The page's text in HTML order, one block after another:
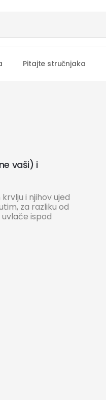
Pitajte stručnjaka
vaši) i
i njihov ujed
za razliku od
uvlače ispod